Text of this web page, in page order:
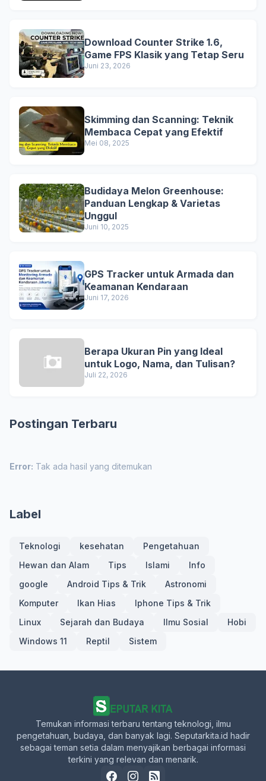
Download Counter Strike 1.6,
Game FPS Klasik yang Tetap Seru
Juni 23, 2026
Skimming dan Scanning: Teknik
Membaca Cepat yang Efektif
Mei 08, 2025
Budidaya Melon Greenhouse:
Panduan Lengkap & Varietas
Unggul
Juni 10, 2025
GPS Tracker untuk Armada dan
Keamanan Kendaraan
Juni 17, 2026
Berapa Ukuran Pin yang Ideal
untuk Logo, Nama, dan Tulisan?
Juli 22, 2026
Postingan Terbaru
Error: Tak ada hasil yang ditemukan
Label
Teknologi kesehatan
Pengetahuan
Hewan dan Alam
Tips Islami
Info
google
Android Tips & Trik
Astronomi
Komputer
Ikan Hias
Iphone Tips & Trik
Linux
Sejarah dan Budaya Ilmu Sosial
Hobi
Windows 11
Reptil Sistem
Temukan informasi terbaru tentang teknologi, ilmu
pengetahuan, budaya, dan banyak lagi. Seputarkita.id hadir
sebagai teman setia dalam menyajikan berbagai informasi
terkini yang relevan dan menarik.